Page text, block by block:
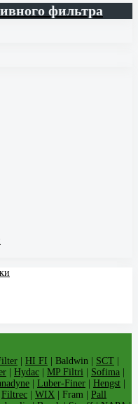
фильтра
HI FI | Baldwin | SCT
Hydac MP Filtri Sofima
Luber-Finer Hengst
Filtrec WIX | Fram | Pall